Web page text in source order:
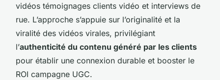
vidéos témoignages clients vidéo et interviews de
rue. L’approche s’appuie sur l’originalité et la
viralité des vidéos virales, privilégiant
l’authenticité du contenu généré par les clients
pour établir une connexion durable et booster le
ROI campagne UGC.